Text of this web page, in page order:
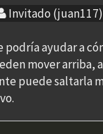
Invitado (juan117)
podría ayudar a
mover
puede saltarla